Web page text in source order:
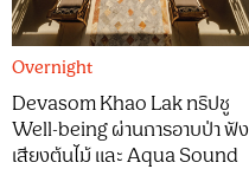
Overnight
Devasom Khao Lak ทริปชู
Well-being ผ่านการอาบป่า ฟัง
เสียงต้นไม้ และ Aqua Sound